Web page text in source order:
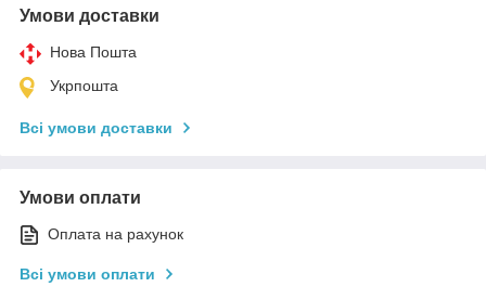
Умови доставки
Нова Пошта
Укрпошта
Всі умови доставки
Умови оплати
Оплата на рахунок
Всі умови оплати